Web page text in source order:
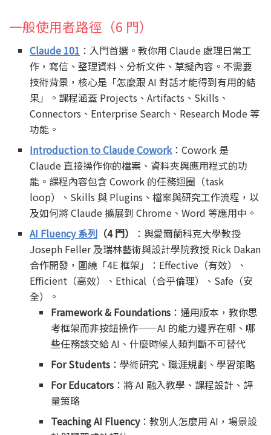
一般使用者路徑（6 門）
Claude 101 ：入門首選。教你用 Claude 處理日常工
作，寫信、整理資料、分析文件、草擬內容。不需要
技術背景，核心是「怎麼跟 AI 對話才能得到有用的結
果」。課程涵蓋 Projects、Artifacts、Skills、
Connectors、Enterprise Search、Research Mode 等
功能。
Introduction to Claude Cowork：Cowork 是
Claude 直接操作你的檔案、資料夾與應用程式的功
能。課程內容包含 Cowork 的任務迴圈（task
loop）、Skills 與 Plugins、檔案與研究工作流程，以
及如何將 Claude 擴展到 Chrome、Word 等應用中。
AI Fluency 系列 （4 門）
：與愛爾蘭科克大學教授
Joseph Feller 及瑞林藝術與設計學院教授 Rick Dakan
合作開發，圍繞「4E 框架」：Effective（有效）、
Efficient（高效）、Ethical（合乎倫理）、Safe（安
全）。
Framework & Foundations：通用版本，教你思
考框架而非按鈕操作——AI 的能力邊界在哪、哪
些任務該交給 AI、什麼時候人類判斷不可替代
For Students：學術研究、職涯規劃、學習策略
For Educators：將 AI 融入教學、課程設計、評
量策略
Teaching AI Fluency：教別人怎麼用 AI，場景設